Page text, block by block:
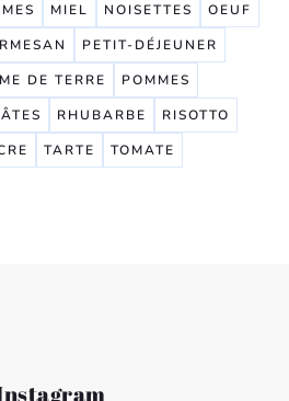
MIEL NOISETTES
OEUF
PETIT-DÉJEUNER
DE TERRE
POMMES
RHUBARBE
RISOTTO
TARTE
TOMATE